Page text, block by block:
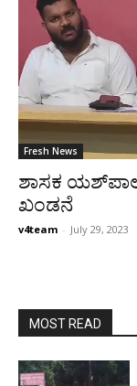
Fresh News
ಶಾಸಕ
ಖಂಡನೆ
v4team - July 29, 2023
MOST READ